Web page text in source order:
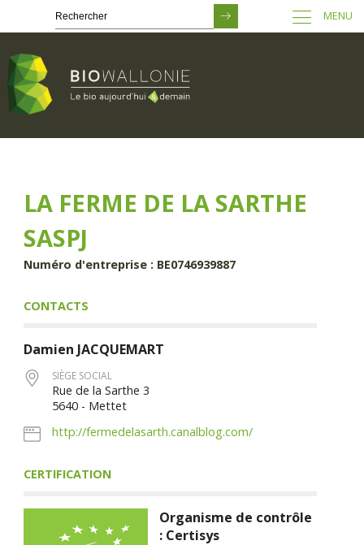
principal
MENU
LA FERME DE LA SARTHE
SASPJ
Numéro d'entreprise : BE0746939887
CONTACTS
Damien JACQUEMART
SIÈGE SOCIAL
Rue de la Sarthe 3
5640 - Mettet
http://fermedelasarth.canalblog.com/
CERTIFICATION
Organisme de contrôle
: Certisys